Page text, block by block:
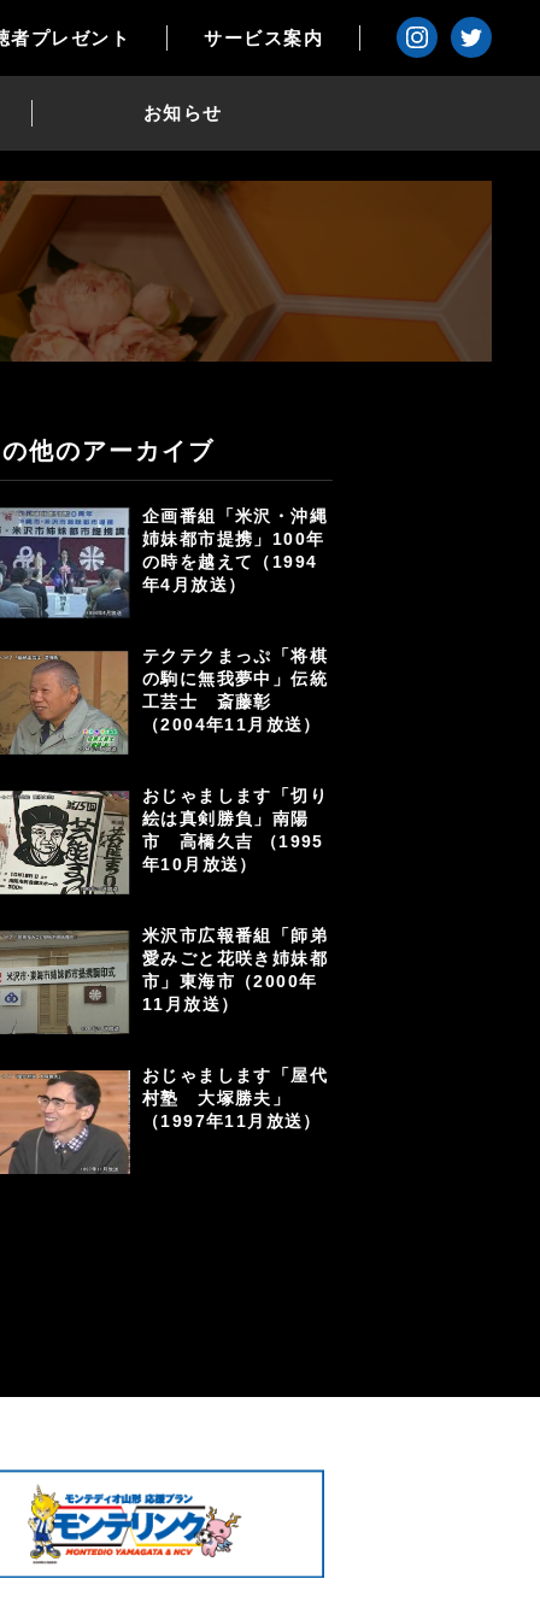
者プレゼント サービス案内
お知らせ
その他のアーカイブ
企画番組「米沢・沖縄
姉妹都市提携」100年
の時を越えて（1994
年4月放送）
テクテクまっぷ「将棋
の駒に無我夢中」伝統
工芸士 斎藤彰
（2004年11月放送）
おじゃまします「切り
絵は真剣勝負」南陽
市 高橋久吉 （1995
年10月放送）
米沢市広報番組「師弟
愛みごと花咲き姉妹都
市」東海市（2000年
11月放送）
おじゃまします「屋代
村塾 大塚勝夫」
（1997年11月放送）